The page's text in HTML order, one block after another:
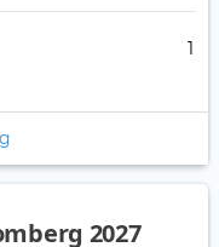
1
2027